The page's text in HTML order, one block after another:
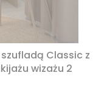
Classic z
wizażu 2